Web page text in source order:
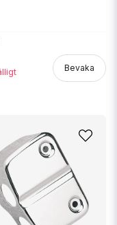
Bevaka